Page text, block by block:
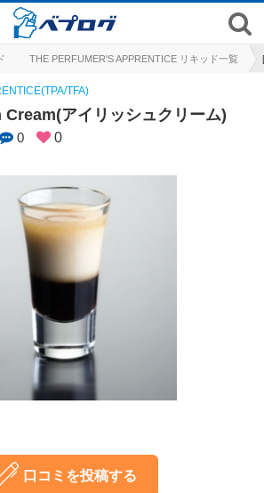
THE PERFUMER'S APPRENTICE リキッド一覧
TFA)
アイリッシュクリーム)
0 0
口コミを投稿する